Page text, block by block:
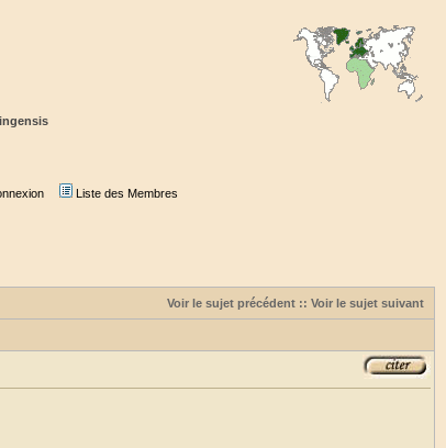
Liste des Membres
Voir le sujet précédent :: Voir le sujet suivant